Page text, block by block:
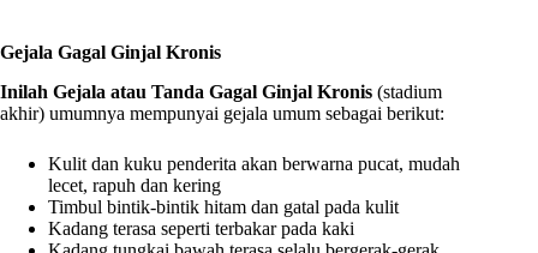
Gejala Gagal Ginjal Kronis
Inilah Gejala atau Tanda Gagal Ginjal Kronis (stadium
akhir) umumnya mempunyai gejala umum sebagai berikut:
Kulit dan kuku penderita akan berwarna pucat, mudah
lecet, rapuh dan kering
Timbul bintik-bintik hitam dan gatal pada kulit
Kadang terasa seperti terbakar pada kaki